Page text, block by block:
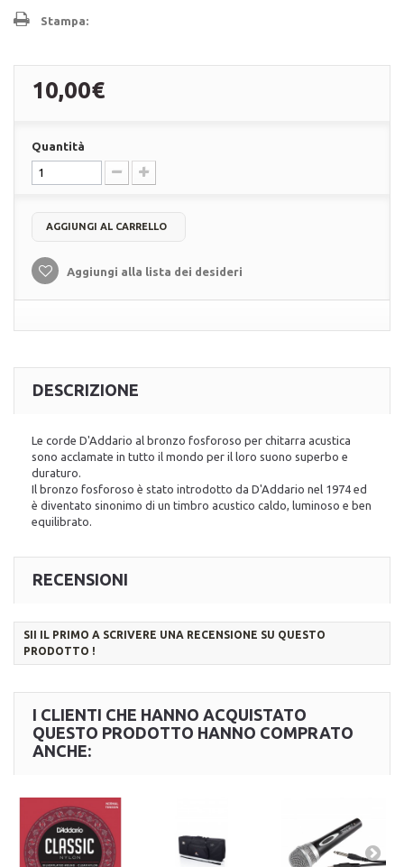
Stampa:
10,00€
Quantità
AGGIUNGI AL CARRELLO
Aggiungi alla lista dei desideri
DESCRIZIONE
Le corde D'Addario al bronzo fosforoso per chitarra acustica
sono acclamate in tutto il mondo per il loro suono superbo e
duraturo.
Il bronzo fosforoso è stato introdotto da D'Addario nel 1974 ed
è diventato sinonimo di un timbro acustico caldo, luminoso e ben
equilibrato.
RECENSIONI
SII IL PRIMO A SCRIVERE UNA RECENSIONE SU QUESTO
PRODOTTO !
I CLIENTI CHE HANNO ACQUISTATO
QUESTO PRODOTTO HANNO COMPRATO
ANCHE: